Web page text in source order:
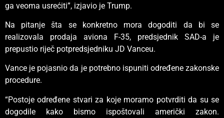
ga veoma usrećiti”, izjavio je Trump.
Na pitanje šta se konkretno mora dogoditi da bi se
realizovala prodaja aviona F-35, predsjednik SAD-a je
prepustio riječ potpredsjedniku JD Vanceu.
Vance je pojasnio da je potrebno ispuniti određene zakonske
procedure.
“Postoje određene stvari za koje moramo potvrditi da su se
dogodile kako bismo ispoštovali američki zakon.